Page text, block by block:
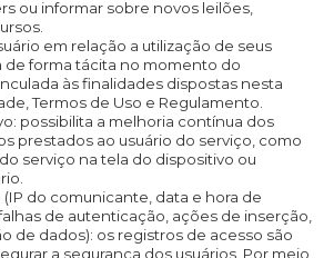
ou informar sobre novos leilões,
em relação a utilização de seus
de forma tácita no momento do
às finalidades dispostas nesta
Termos de Uso e Regulamento.
possibilita a melhoria contínua dos
prestados ao usuário do serviço, como
serviço na tela do dispositivo ou
do comunicante, data e hora de
de autenticação, ações de inserção,
de dados): os registros de acesso são
a segurança dos usuários. Por meio